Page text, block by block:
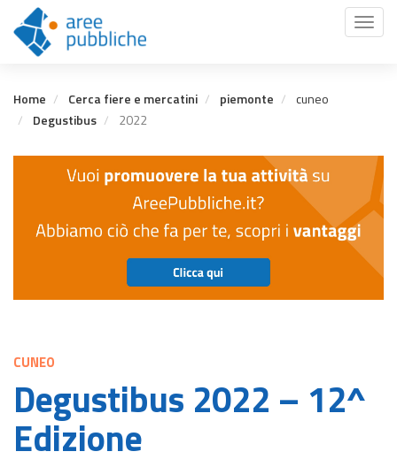
contenuto
principale
Toggle
Home Cerca fiere e mercatini piemonte
cuneo
Degustibus
2022
CUNEO
Degustibus 2022 – 12^
Edizione